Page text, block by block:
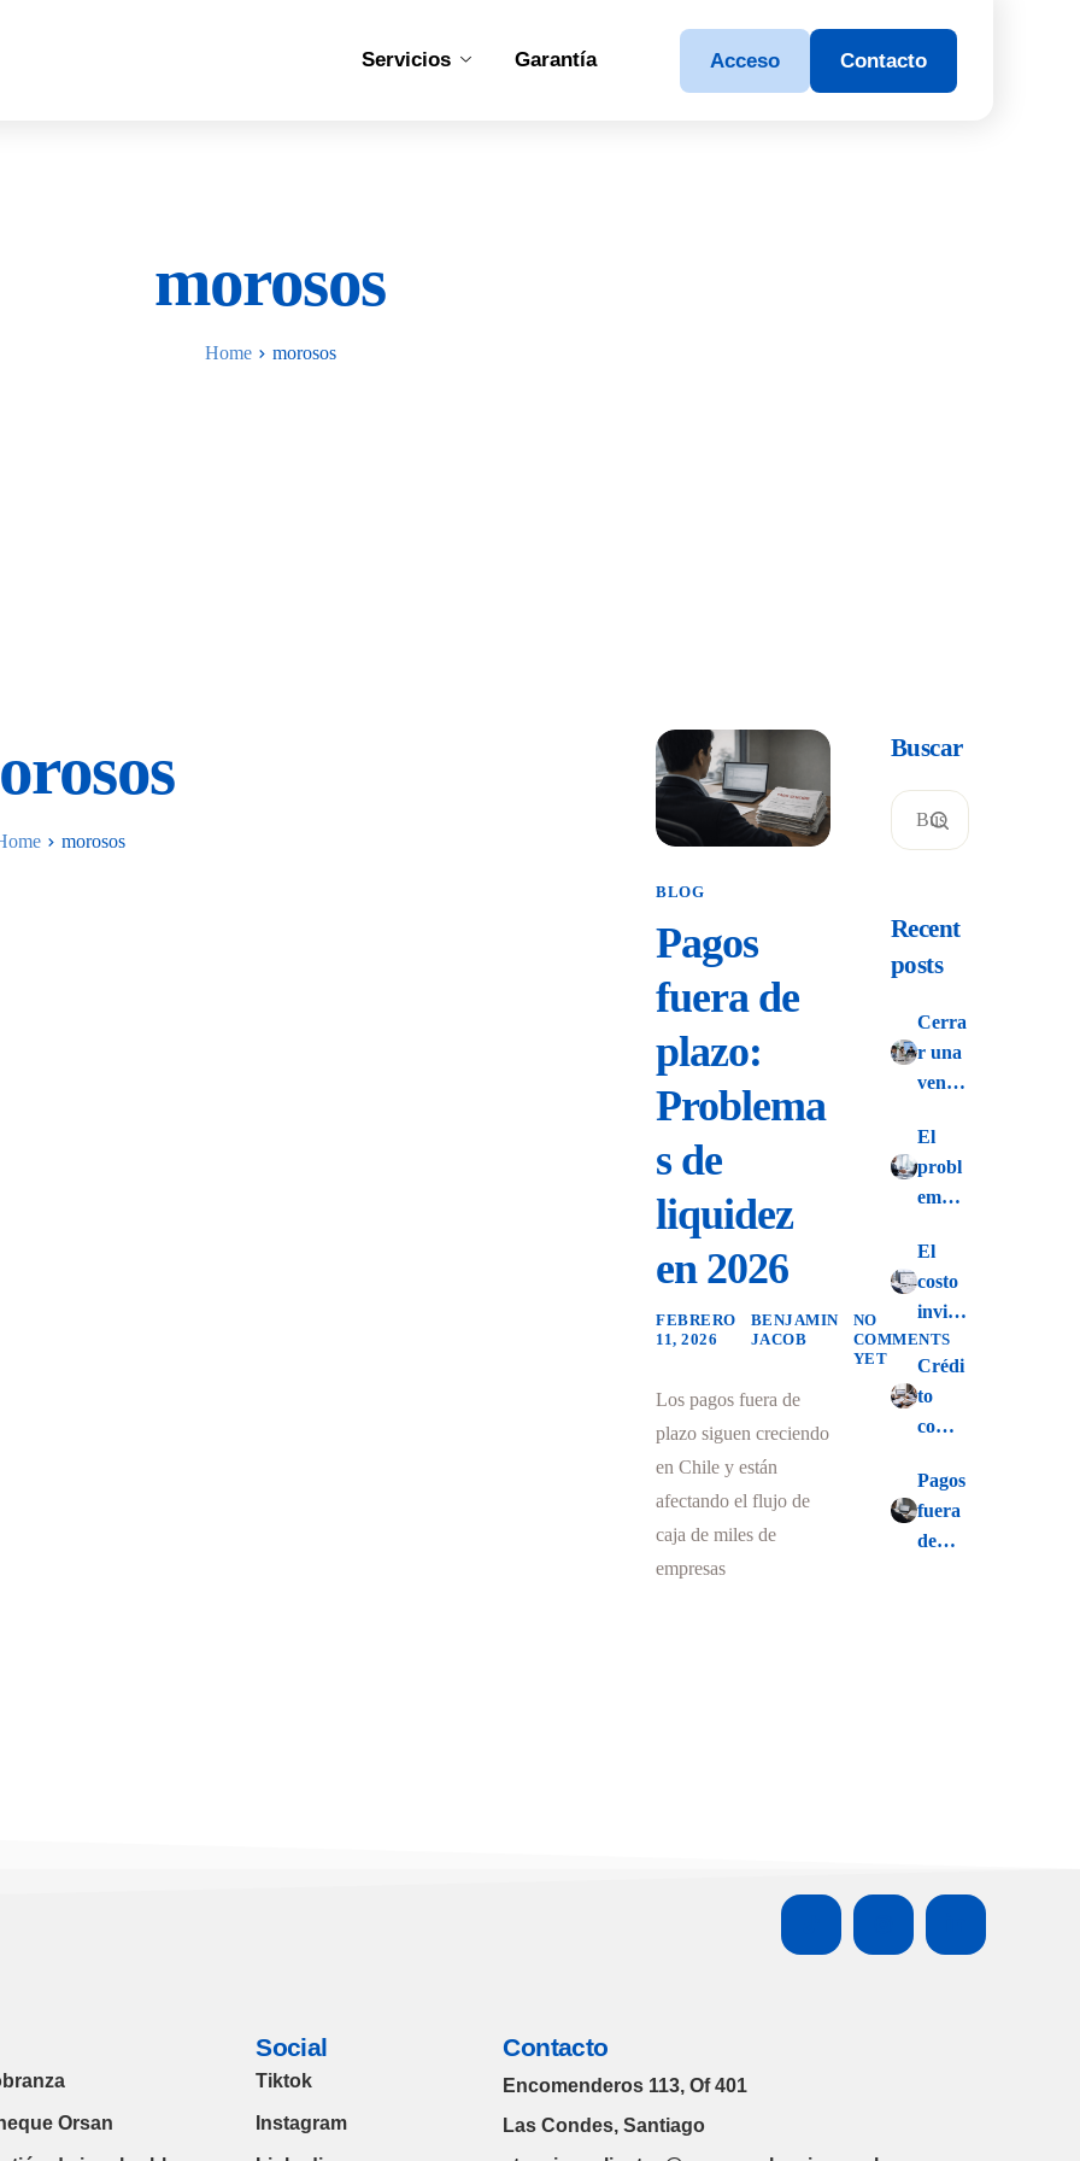
Servicios Garantía Acceso Contacto
morosos
Home morosos
morosos
BLOG
Pagos
fuera de
plazo:
Problema
s de
liquidez
en 2026
FEBRERO
11, 2026
BENJAMIN
JACOB
NO
COMMENTS
YET
Los pagos fuera de
plazo siguen creciendo
en Chile y están
afectando el flujo de
caja de miles de
empresas
Buscar
Recent
posts
Cerra
r una
venta
asegu
rar el
result
El
probl
ema
vende
r sin
condi
ciones
claras
de
pago
El
costo
invisi
ble de
financ
iar a
tus
s
Crédi
to
comer
2026:
Un
escen
Pagos
fuera
de
Orsan
Social
Tiktok
Instagram
Contacto
Encomenderos 113, Of 401
Las Condes, Santiago